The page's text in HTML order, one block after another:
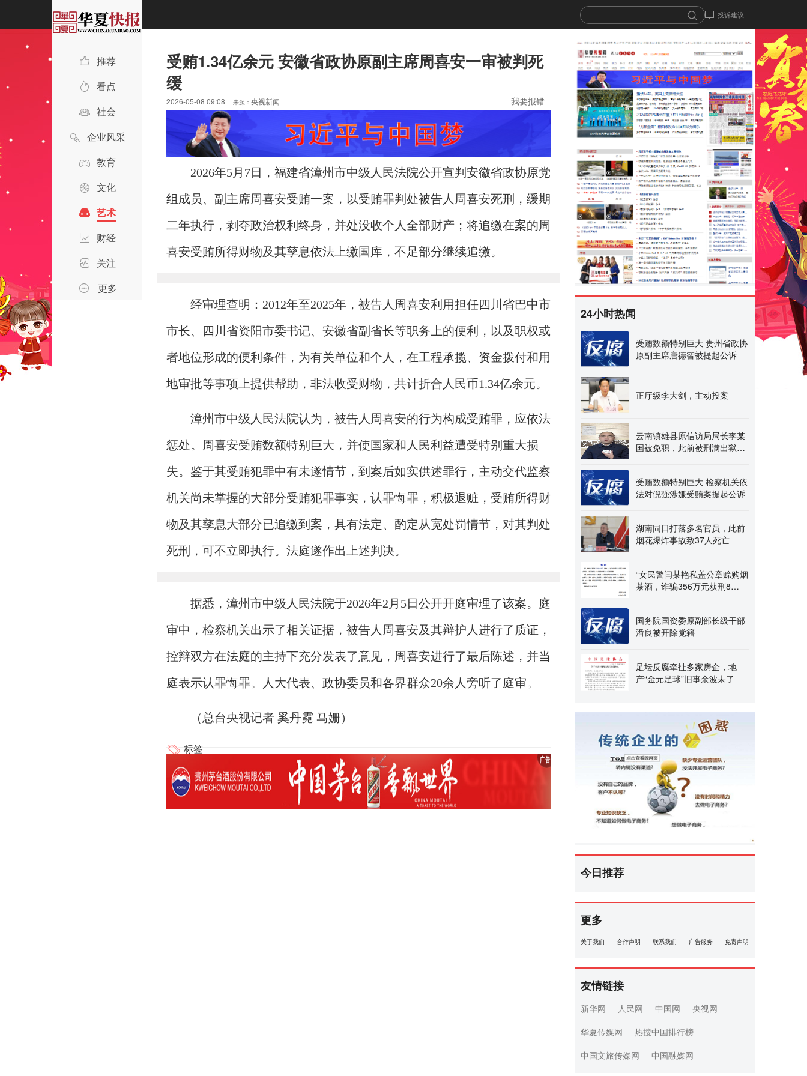
投诉建议
推荐
看点
社会
企业风采
教育
文化
艺术
财经
关注
更多
受贿1.34亿余元 安徽省政协原副主席周喜安一审被判死
缓
2026-05-08 09:08 来源： 央视新闻 我要报错
2026年5月7日，福建省漳州市中级人民法院公开宣判安徽省政协原党
组成员、副主席周喜安受贿一案，以受贿罪判处被告人周喜安死刑，缓期
二年执行，剥夺政治权利终身，并处没收个人全部财产；将追缴在案的周
喜安受贿所得财物及其孳息依法上缴国库，不足部分继续追缴。
经审理查明：2012年至2025年，被告人周喜安利用担任四川省巴中市
市长、四川省资阳市委书记、安徽省副省长等职务上的便利，以及职权或
者地位形成的便利条件，为有关单位和个人，在工程承揽、资金拨付和用
地审批等事项上提供帮助，非法收受财物，共计折合人民币1.34亿余元。
漳州市中级人民法院认为，被告人周喜安的行为构成受贿罪，应依法
惩处。周喜安受贿数额特别巨大，并使国家和人民利益遭受特别重大损
失。鉴于其受贿犯罪中有未遂情节，到案后如实供述罪行，主动交代监察
机关尚未掌握的大部分受贿犯罪事实，认罪悔罪，积极退赃，受贿所得财
物及其孳息大部分已追缴到案，具有法定、酌定从宽处罚情节，对其判处
死刑，可不立即执行。法庭遂作出上述判决。
据悉，漳州市中级人民法院于2026年2月5日公开开庭审理了该案。庭
审中，检察机关出示了相关证据，被告人周喜安及其辩护人进行了质证，
控辩双方在法庭的主持下充分发表了意见，周喜安进行了最后陈述，并当
庭表示认罪悔罪。人大代表、政协委员和各界群众20余人旁听了庭审。
（总台央视记者 奚丹霓 马姗）
标签
24小时热闻
受贿数额特别巨大 贵州省政协
原副主席唐德智被提起公诉
正厅级李大剑，主动投案
云南镇雄县原信访局局长李某
国被免职，此前被刑满出狱的
受贿数额特别巨大 检察机关依
法对倪强涉嫌受贿案提起公诉
湖南同日打落多名官员，此前
烟花爆炸事故致37人死亡
“女民警闫某艳私盖公章赊购烟
茶酒，诈骗356万元获刑8
国务院国资委原副部长级干部
潘良被开除党籍
足坛反腐牵扯多家房企，地
产“金元足球”旧事余波未了
今日推荐
更多
关于我们 合作声明 联系我们 广告服务 免责声明
友情链接
新华网 人民网 中国网
央视网
华夏传媒网
热搜中国排行榜
中国文旅传媒网
中国融媒网